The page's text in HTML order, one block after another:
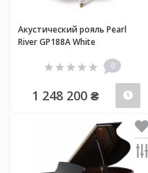
Акустический рояль Pearl
River GP188A White
0
1 248 200 ₴